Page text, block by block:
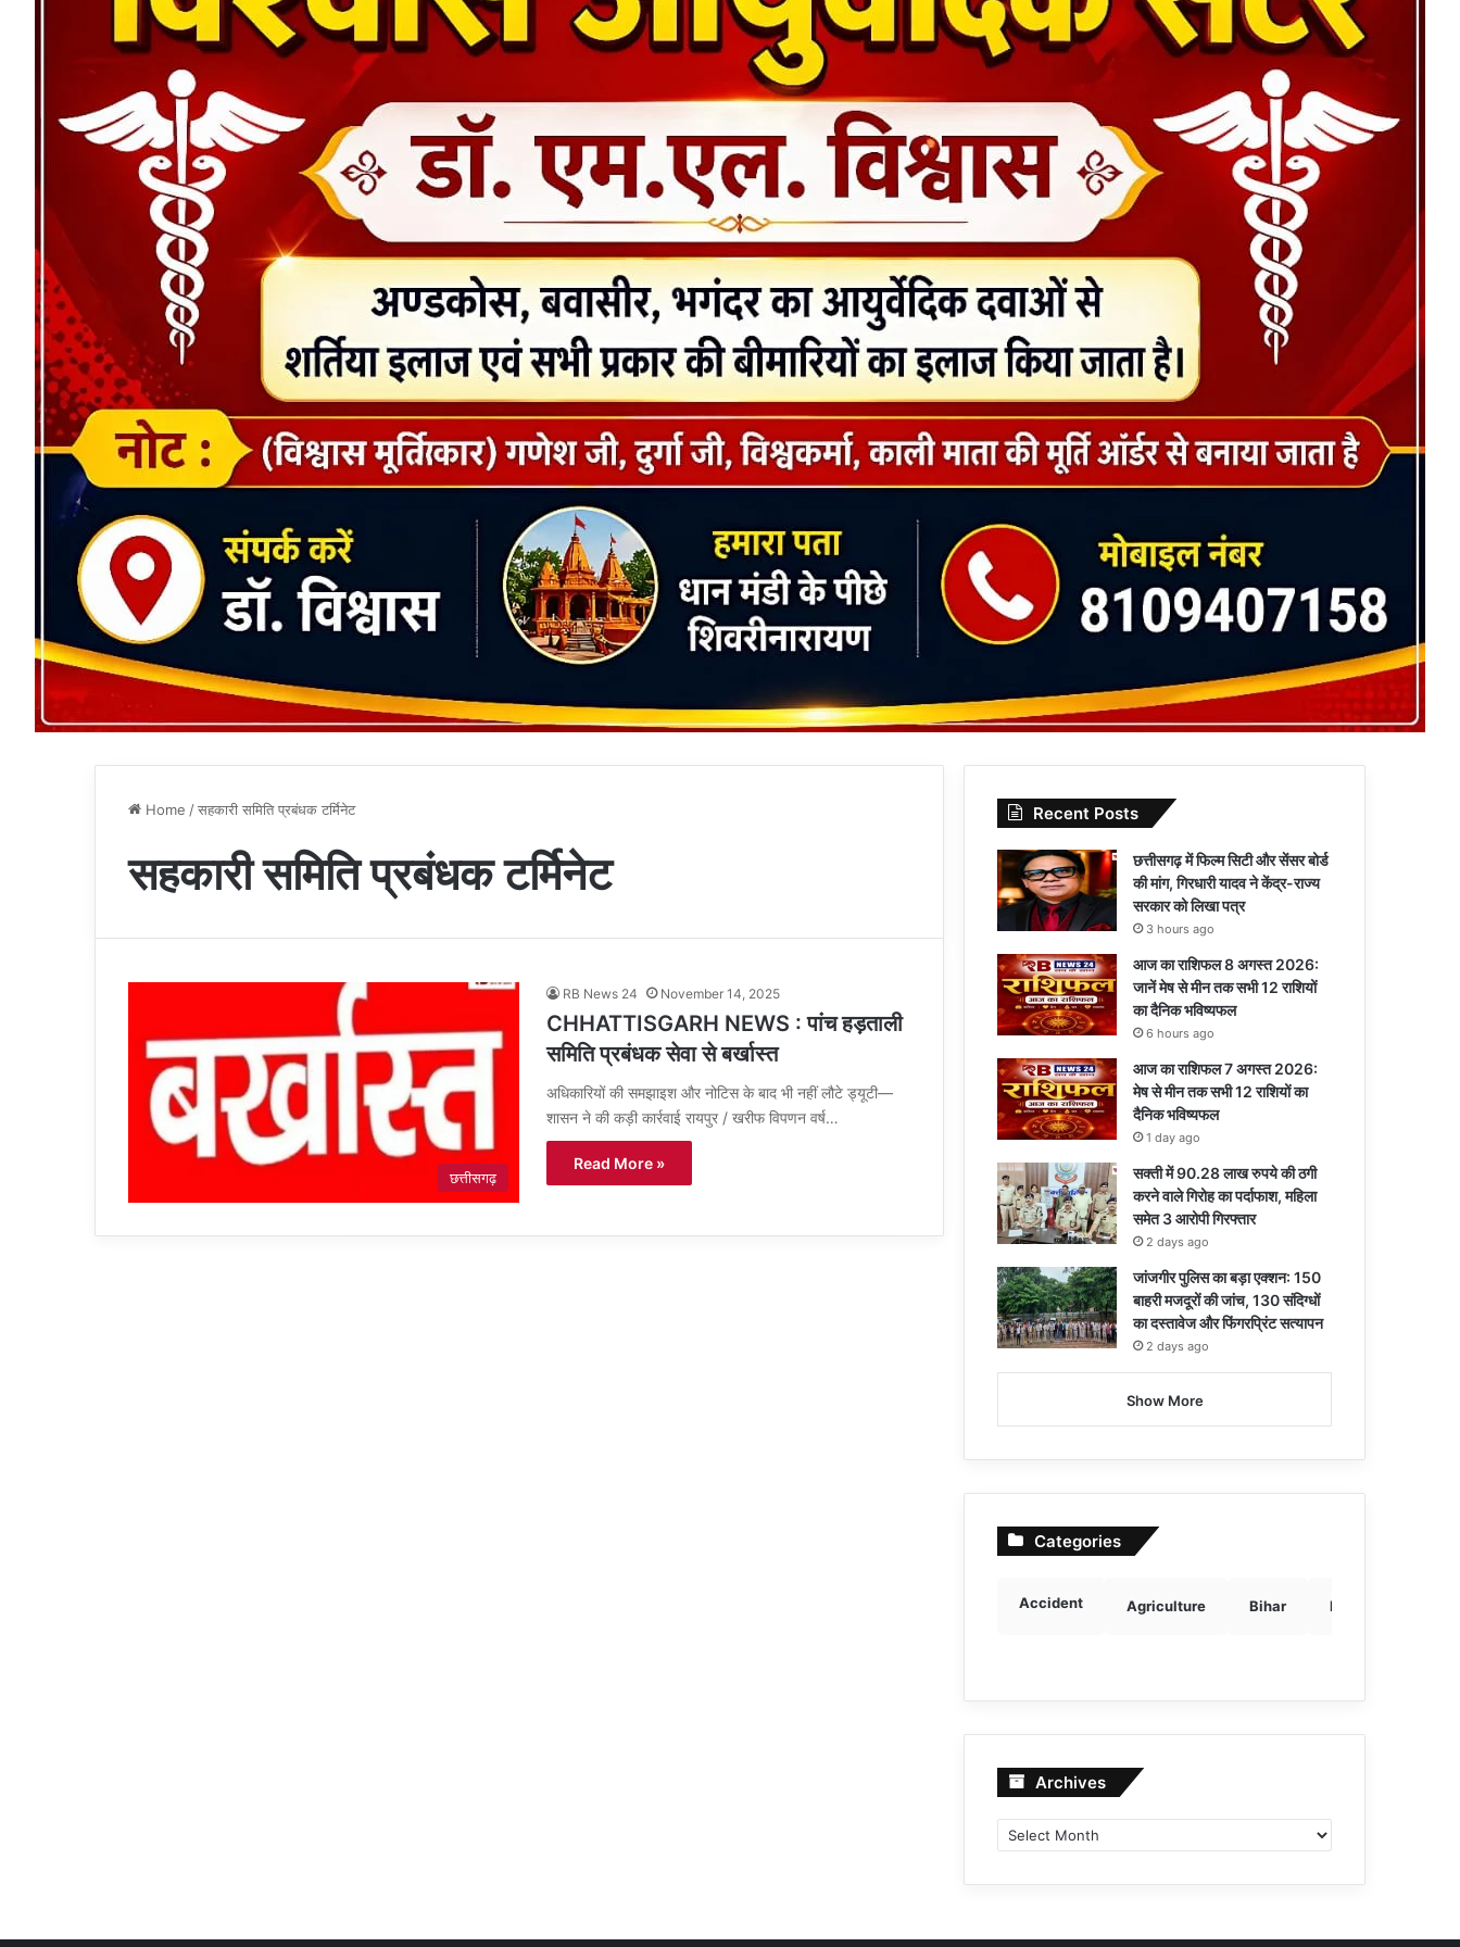
Home /सहकारी समिति प्रबंधक टर्मिनेट
सहकारी समिति प्रबंधक टर्मिनेट
छत्तीसगढ़
RB News 24 November 14, 2025
CHHATTISGARH NEWS : पांच हड़ताली
समिति प्रबंधक सेवा से बर्खास्त
अधिकारियों की समझाइश और नोटिस के बाद भी नहीं लौटे ड्यूटी—
शासन ने की कड़ी कार्रवाई रायपुर / खरीफ विपणन वर्ष…
Read More »
Recent Posts
छत्तीसगढ़ में फिल्म सिटी और सेंसर बोर्ड
की मांग, गिरधारी यादव ने केंद्र-राज्य
सरकार को लिखा पत्र
3 hours ago
आज का राशिफल 8 अगस्त 2026:
जानें मेष से मीन तक सभी 12 राशियों
का दैनिक भविष्यफल
6 hours ago
आज का राशिफल 7 अगस्त 2026:
मेष से मीन तक सभी 12 राशियों का
दैनिक भविष्यफल
1 day ago
सक्ती में 90.28 लाख रुपये की ठगी
करने वाले गिरोह का पर्दाफाश, महिला
समेत 3 आरोपी गिरफ्तार
2 days ago
जांजगीर पुलिस का बड़ा एक्शन: 150
बाहरी मजदूरों की जांच, 130 संदिग्धों
का दस्तावेज और फिंगरप्रिंट सत्यापन
2 days ago
Show More
Categories
Accident Agriculture Bihar Breaking news
Archives Archives